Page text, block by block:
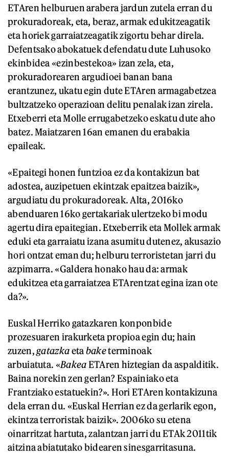
ETAren helburuen arabera jardun zutela erran du
prokuradoreak, eta, beraz, armak edukitzeagatik
eta horiek garraiatzeagatik zigortu behar direla.
Defentsako abokatuek defendatu dute Luhusoko
ekinbidea «ezinbestekoa» izan zela, eta,
prokuradorearen argudioei banan bana
erantzunez, ukatu egin dute ETAren armagabetzea
bultzatzeko operazioan delitu penalak izan zirela.
Etxeberri eta Molle errugabetzeko eskatu dute aho
batez. Maiatzaren 16an emanen du erabakia
epaileak.
«Epaitegi honen funtzioa ez da kontakizun bat
adostea, auzipetuen ekintzak epaitzea baizik»,
argudiatu du prokuradoreak. Alta, 2016ko
abenduaren 16ko gertakariak ulertzeko bi modu
agertu dira epaitegian. Etxeberrik eta Mollek armak
eduki eta garraiatu izana asumitu dutenez, akusazio
hori ontzat eman du; helburu terroristetan jarri du
azpimarra. «Galdera honako hau da: armak
edukitzea eta garraiatzea ETArentzat egina izan ote
da?».
Euskal Herriko gatazkaren konponbide
prozesuaren irakurketa propioa egin du; hain
zuzen,gatazkaetabaketerminoak
arbuiatuta. «BakeaETAren hiztegian da aspalditik.
Baina norekin zen gerlan? Espainiako eta
Frantziako estatuekin?». Hori ETAren kontakizuna
dela erran du. «Euskal Herrian ez da gerlarik egon,
ekintza terroristak baizik». 2006ko su etena
oinarritzat hartuta, zalantzan jarri du ETAk 2011tik
aitzina abiatutako bidearen sinesgarritasuna.